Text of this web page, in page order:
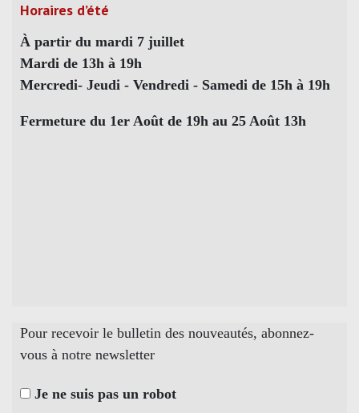
Horaires d’été
À partir du mardi 7 juillet
Mardi de 13h à 19h
Mercredi- Jeudi - Vendredi - Samedi de 15h à 19h
Fermeture du 1er Août de 19h au 25 Août 13h
Pour recevoir le bulletin des nouveautés, abonnez-
vous à notre newsletter
Je ne suis pas un robot